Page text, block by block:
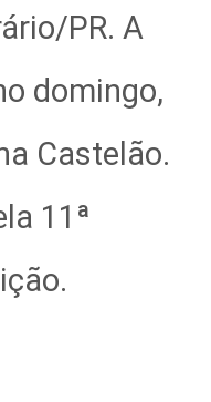
PR. A
domingo,
Castelão.
11ª